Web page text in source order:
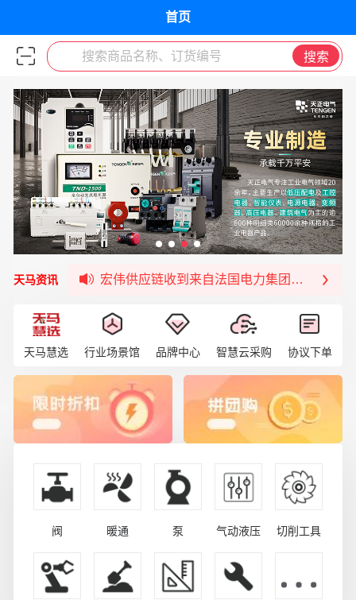
首页
搜索商品名称、订货编号 搜索
天马资讯
签约喜讯 | 宏伟与中铝集团成功签约！
福清核电—WD-40产品交流会圆满结束
宏伟天马与网易严选达成品牌合作
宏伟供应链收到来自法国电力集团感谢信
天马慧选 行业场景馆 品牌中心 智慧云采购 协议下单
阀 暖通 泵 气动液压 切削工具